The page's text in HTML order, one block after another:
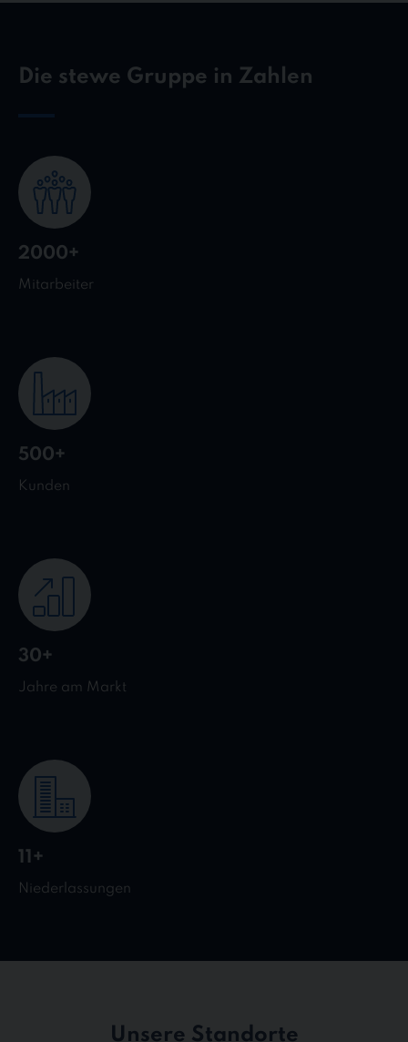
Die stewe Gruppe in Zahlen
2000+
Mitarbeiter
500+
Kunden
30+
Jahre am Markt
11+
Niederlassungen
Unsere Standorte